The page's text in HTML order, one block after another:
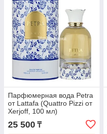
Парфюмерная вода Petra
от Lattafa (Quattro Pizzi от
Xerjoff, 100 мл)
25 500 ₸